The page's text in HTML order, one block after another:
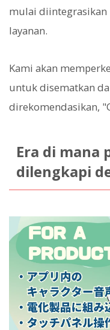
mulai diintegrasikan
layanan.
Kami akan
untuk disematkan
direkomendasikan,
Era di mana
dilengkapi